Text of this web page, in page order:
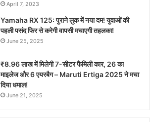
April 7, 2023
Yamaha RX 125: पुराने लुक में नया दम! युवाओं की
पहली पसंद फिर से करेगी वापसी मचाएगी तहलका!
June 25, 2025
₹8.96 लाख में मिलेगी 7-सीटर फैमिली कार, 26 का
माइलेज और 6 एयरबैग – Maruti Ertiga 2025 ने मचा
दिया धमाल!
June 21, 2025